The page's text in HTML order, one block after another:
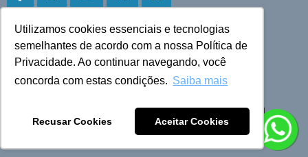
Utilizamos cookies essenciais e tecnologias
semelhantes de acordo com a nossa Política de
Privacidade. Ao continuar navegando, você
concorda com estas condições. Saiba mais
Recusar Cookies Aceitar Cookies
Faça download do aplicativo
Play Store e App Store
Todos os direitos reservados © 2025 Cruzeiro do Sul